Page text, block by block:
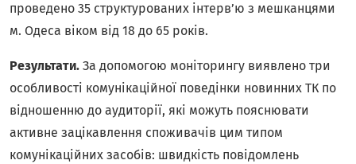
проведено 35 структурованих інтерв’ю з мешканцями
м. Одеса віком від 18 до 65 років.
Результати. За допомогою моніторингу виявлено три
особливості комунікаційної поведінки новинних ТК по
відношенню до аудиторії, які можуть пояснювати
активне зацікавлення споживачів цим типом
комунікаційних засобів: швидкість повідомлень